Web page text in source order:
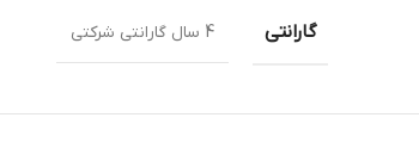
گارانتی 4 سال گارانتی شرکتی